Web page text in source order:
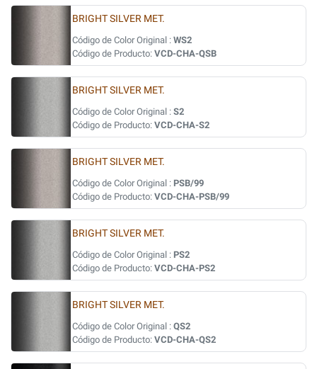
BRIGHT SILVER MET.
Código de Color Original : WS2
Código de Producto: VCD-CHA-QSB
BRIGHT SILVER MET.
Código de Color Original : S2
Código de Producto: VCD-CHA-S2
BRIGHT SILVER MET.
Código de Color Original : PSB/99
Código de Producto: VCD-CHA-PSB/99
BRIGHT SILVER MET.
Código de Color Original : PS2
Código de Producto: VCD-CHA-PS2
BRIGHT SILVER MET.
Código de Color Original : QS2
Código de Producto: VCD-CHA-QS2